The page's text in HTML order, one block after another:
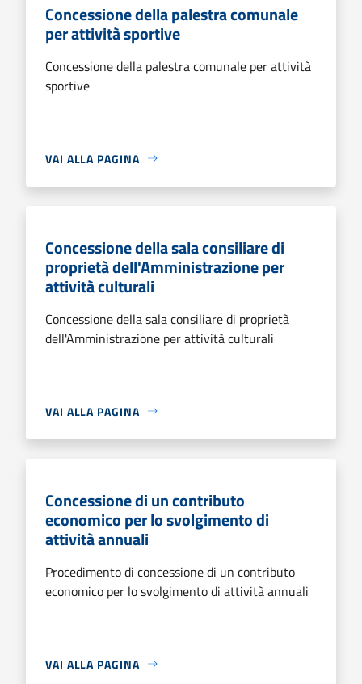
Concessione della palestra comunale
per attività sportive
Concessione della palestra comunale per attività
sportive
VAI ALLA PAGINA
Concessione della sala consiliare di
proprietà dell'Amministrazione per
attività culturali
Concessione della sala consiliare di proprietà
dell'Amministrazione per attività culturali
VAI ALLA PAGINA
Concessione di un contributo
economico per lo svolgimento di
attività annuali
Procedimento di concessione di un contributo
economico per lo svolgimento di attività annuali
VAI ALLA PAGINA